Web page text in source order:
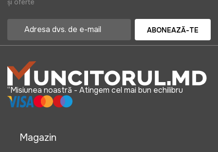
și oferte
ABONEAZĂ-TE
“Misiunea noastră - Atingem cel mai bun echilibru
Magazin